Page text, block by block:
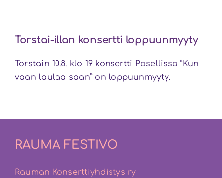
Torstai-illan konsertti loppuunmyyty
Torstain 10.8. klo 19 konsertti Posellissa ”Kun
vaan laulaa saan” on loppuunmyyty.
RAUMA FESTIVO
Rauman Konserttiyhdistys ry